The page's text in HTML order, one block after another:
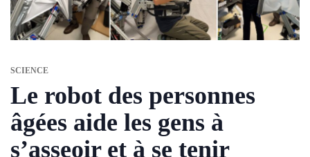
SCIENCE
Le robot des personnes
âgées aide les gens à
s’asseoir et à se tenir